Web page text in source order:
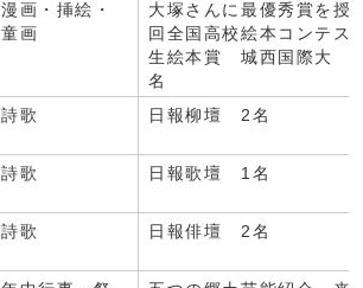
漫画・挿絵・
童画
大塚さんに最優秀賞を
回全国高校絵本コンテ
生絵本賞 城西国際大
名
詩歌 日報柳壇 2名
詩歌 日報歌壇 1名
詩歌 日報俳壇 2名